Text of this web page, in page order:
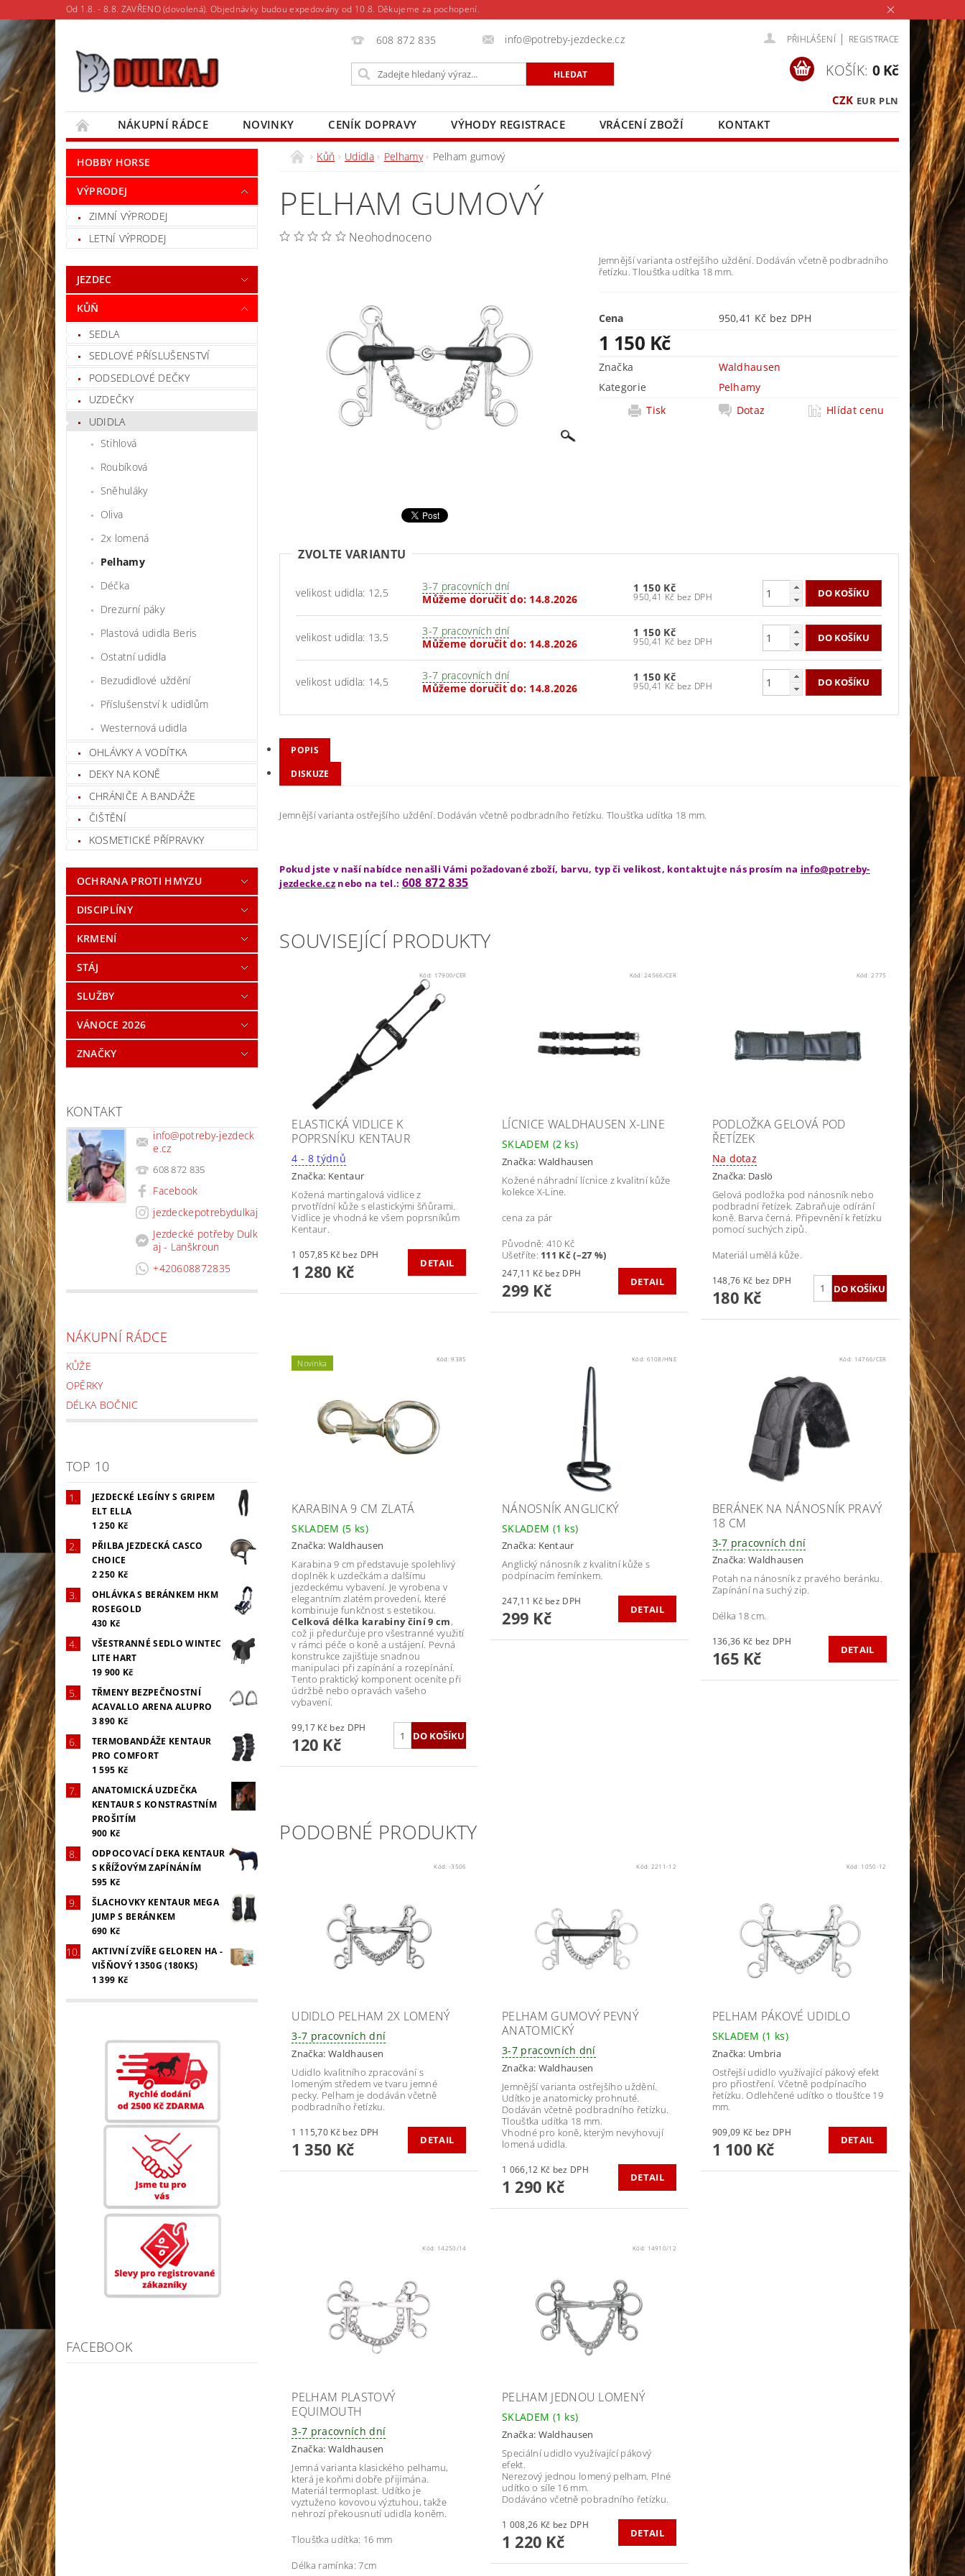
Od 1.8. - 8.8. ZAVŘENO (dovolená). Objednávky budou expedovány od 10.8. Děkujeme za pochopení.
608 872 835 info@potreby-jezdecke.cz PŘIHLÁŠENÍ | REGISTRACE
CZK EUR PLN
KOŠÍK: 0 Kč
NÁKUPNÍ RÁDCE NOVINKY CENÍK DOPRAVY VÝHODY REGISTRACE VRÁCENÍ ZBOŽÍ
KONTAKT
MOJE OBJEDNÁVKA
HOBBY HORSE
VÝPRODEJ
ZIMNÍ VÝPRODEJ
LETNÍ VÝPRODEJ
JEZDEC
KŮŇ
SEDLA
SEDLOVÉ PŘÍSLUŠENSTVÍ
PODSEDLOVÉ DEČKY
UZDEČKY
UDIDLA
Stihlová
Roubíková
Sněhuláky
Oliva
2x lomená
Pelhamy
Déčka
Drezurní páky
Plastová udidla Beris
Ostatní udidla
Bezudidlové uždění
Příslušenství k udidlům
Westernová udidla
OHLÁVKY A VODÍTKA
DEKY NA KONĚ
CHRÁNIČE A BANDÁŽE
ČIŠTĚNÍ
KOSMETICKÉ PŘÍPRAVKY
OCHRANA PROTI HMYZU
DISCIPLÍNY
KRMENÍ
STÁJ
SLUŽBY
VÁNOCE 2026
ZNAČKY
KONTAKT
info@potreby-jezdeck
e.cz
608 872 835
Facebook
jezdeckepotrebydulkaj
Jezdecké potřeby Dulk
aj - Lanškroun
+420608872835
NÁKUPNÍ RÁDCE
KŮŽE
OPĚRKY
DÉLKA BOČNIC
TOP 10
JEZDECKÉ LEGÍNY S GRIPEM
ELT ELLA
1 250 Kč
PŘILBA JEZDECKÁ CASCO
CHOICE
2 250 Kč
OHLÁVKA S BERÁNKEM HKM
ROSEGOLD
430 Kč
VŠESTRANNÉ SEDLO WINTEC
LITE HART
19 900 Kč
TŘMENY BEZPEČNOSTNÍ
ACAVALLO ARENA ALUPRO
3 890 Kč
TERMOBANDÁŽE KENTAUR
PRO COMFORT
1 595 Kč
ANATOMICKÁ UZDEČKA
KENTAUR S KONSTRASTNÍM
PROŠITÍM
900 Kč
ODPOCOVACÍ DEKA KENTAUR
S KŘÍŽOVÝM ZAPÍNÁNÍM
595 Kč
ŠLACHOVKY KENTAUR MEGA
JUMP S BERÁNKEM
690 Kč
AKTIVNÍ ZVÍŘE GELOREN HA -
VIŠŇOVÝ 1350G (180KS)
1 399 Kč
FACEBOOK
Kůň Udidla Pelhamy Pelham gumový
PELHAM GUMOVÝ
Neohodnoceno
Jemnější varianta ostřejšího uždění. Dodáván včetně podbradního
řetízku. Tloušťka udítka 18 mm.
Cena 950,41 Kč bez DPH
1 150 Kč
Značka
Waldhausen
Kategorie
Pelhamy
Tisk
Dotaz Hlídat cenu
ZVOLTE VARIANTU
velikost udidla: 12,5
3-7 pracovních dní
Můžeme doručit do: 14.8.2026
1 150 Kč
950,41 Kč bez DPH
velikost udidla: 13,5
3-7 pracovních dní
Můžeme doručit do: 14.8.2026
1 150 Kč
950,41 Kč bez DPH
velikost udidla: 14,5
3-7 pracovních dní
Můžeme doručit do: 14.8.2026
1 150 Kč
950,41 Kč bez DPH
POPIS
DISKUZE
Jemnější varianta ostřejšího uždění. Dodáván včetně podbradního řetízku. Tloušťka udítka 18 mm.
Pokud jste v naší nabídce nenašli Vámi požadované zboží, barvu, typ či velikost, kontaktujte nás prosím na info@potreby-
jezdecke.cznebo na tel.: 608 872 835
SOUVISEJÍCÍ PRODUKTY
Kód: 17900/CER
ELASTICKÁ VIDLICE K
POPRSNÍKU KENTAUR
4 - 8 týdnů
Značka: Kentaur
Kožená martingalová vidlice z
prvotřídní kůže s elastickými šňůrami.
Vidlice je vhodná ke všem poprsníkům
Kentaur.
1 057,85 Kč bez DPH
1 280 Kč DETAIL
Kód:24566/CER
LÍCNICE WALDHAUSEN X-LINE
SKLADEM (2 ks)
Značka: Waldhausen
Kožené náhradní lícnice z kvalitní kůže
kolekce X-Line.
cena za pár
Původně: 410 Kč
Ušetříte: 111 Kč (–27 %)
247,11 Kč bez DPH
299 Kč DETAIL
Kód:2775
PODLOŽKA GELOVÁ POD
ŘETÍZEK
Na dotaz
Značka: Daslö
Gelová podložka pod nánosník nebo
podbradní řetízek. Zabraňuje odírání
koně. Barva černá. Připevnění k řetízku
pomocí suchých zipů.
Materiál umělá kůže.
148,76 Kč bez DPH
180 Kč
Novinka Kód:9385
KARABINA 9 CM ZLATÁ
SKLADEM (5 ks)
Značka: Waldhausen
Karabina 9 cm představuje spolehlivý
doplněk k uzdečkám a dalšímu
jezdeckému vybavení. Je vyrobena v
elegantním zlatém provedení, které
kombinuje funkčnost s estetikou.
Celková délka karabiny činí 9 cm,
což ji předurčuje pro všestranné využití
v rámci péče o koně a ustájení. Pevná
konstrukce zajišťuje snadnou
manipulaci při zapínání a rozepínání.
Tento praktický komponent oceníte při
údržbě nebo opravách vašeho
vybavení.
99,17 Kč bez DPH
120 Kč
Kód: 6108/HNE
NÁNOSNÍK ANGLICKÝ
SKLADEM (1 ks)
Značka: Kentaur
Anglický nánosník z kvalitní kůže s
podpínacím řemínkem.
247,11 Kč bez DPH
299 Kč DETAIL
Kód: 14766/CER
BERÁNEK NA NÁNOSNÍK PRAVÝ
18 CM
3-7 pracovních dní
Značka:Waldhausen
Potah na nánosník z pravého beránku.
Zapínání na suchý zip.
Délka 18 cm.
136,36 Kč bez DPH
165 Kč DETAIL
PODOBNÉ PRODUKTY
Kód: -3506
UDIDLO PELHAM 2X LOMENÝ
3-7 pracovních dní
Značka: Waldhausen
Udidlo kvalitního zpracování s
lomeným středem ve tvaru jemné
pecky. Pelham je dodáván včetně
podbradního řetízku.
1 115,70 Kč bez DPH
1 350 Kč DETAIL
Kód: 2211-12
PELHAM GUMOVÝ PEVNÝ
ANATOMICKÝ
3-7 pracovních dní
Značka: Waldhausen
Jemnější varianta ostřejšího uždění.
Udítko je anatomicky prohnuté.
Dodáván včetně podbradního řetízku.
Tloušťka udítka 18 mm.
Vhodné pro koně, kterým nevyhovují
lomená udidla.
1 066,12 Kč bez DPH
1 290 Kč DETAIL
Kód: 1050-12
PELHAM PÁKOVÉ UDIDLO
SKLADEM(1 ks)
Značka: Umbria
Ostřejší udidlo využívající pákový efekt
pro přiostření. Včetně podpínacího
řetízku. Odlehčené udítko o tloušťce 19
mm.
909,09 Kč bez DPH
1 100 Kč DETAIL
Kód: 14250/14
PELHAM PLASTOVÝ
EQUIMOUTH
3-7 pracovních dní
Značka: Waldhausen
Jemná varianta klasického pelhamu,
která je koňmi dobře přijímána.
Materiál termoplast. Udítko je
vyztuženo kovovou výztuhou, takže
nehrozí překousnutí udidla koněm.
Tloušťka udítka: 16 mm
Délka ramínka: 7cm
Kód: 14910/12
PELHAM JEDNOU LOMENÝ
SKLADEM (1 ks)
Značka: Waldhausen
Speciální udidlo využívající pákový
efekt.
Nerezový jednou lomený pelham. Plné
udítko o síle 16 mm.
Dodáváno včetně pobradního řetízku.
1 008,26 Kč bez DPH
1 220 Kč DETAIL